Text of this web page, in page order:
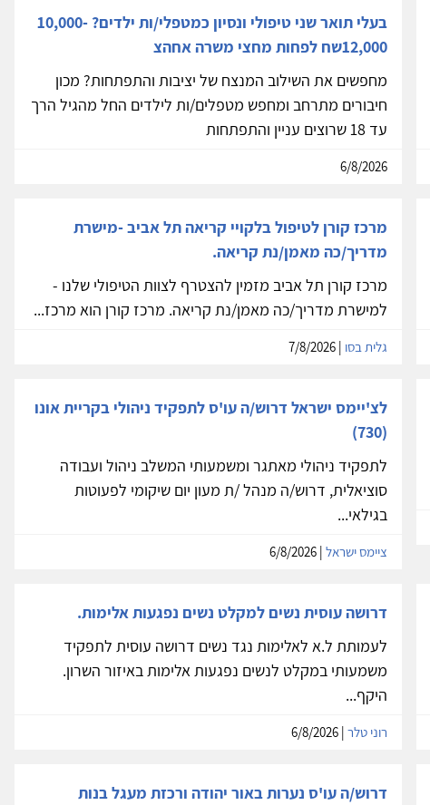
בעלי תואר שני טיפולי ונסיון כמטפלי/ות ילדים? 10,000-
12,000שח לפחות מחצי משרה אחהצ
מחפשים את השילוב המנצח של יציבות והתפתחות? מכון
חיבורים מתרחב ומחפש מטפלים/ות לילדים החל מהגיל הרך
עד 18 שרוצים עניין והתפתחות
6/8/2026
מרכז קורן לטיפול בלקויי קריאה תל אביב -מישרת
מדריך/כה מאמן/נת קריאה.
מרכז קורן תל אביב מזמין להצטרף לצוות הטיפולי שלנו -
למישרת מדריך/כה מאמן/נת קריאה. מרכז קורן הוא מרכז...
גלית בסו | 7/8/2026
לצ'יימס ישראל דרוש/ה עו'ס לתפקיד ניהולי בקריית אונו
(730)
לתפקיד ניהולי מאתגר ומשמעותי המשלב ניהול ועבודה
סוציאלית, דרוש/ה מנהל /ת מעון יום שיקומי לפעוטות
בגילאי...
ציימס ישראל | 6/8/2026
דרושה עוסית נשים למקלט נשים נפגעות אלימות.
לעמותת ל.א לאלימות נגד נשים דרושה עוסית לתפקיד
משמעותי במקלט לנשים נפגעות אלימות באיזור השרון.
היקף...
רוני טלר | 6/8/2026
דרוש/ה עו'ס נערות באור יהודה ורכזת מעגל בנות